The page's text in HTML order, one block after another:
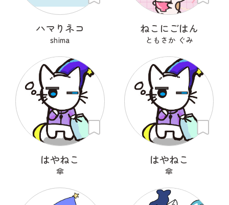
ハマりネコ
shima
ねこにごはん
ともさか ぐみ
はやねこ
傘
はやねこ
傘